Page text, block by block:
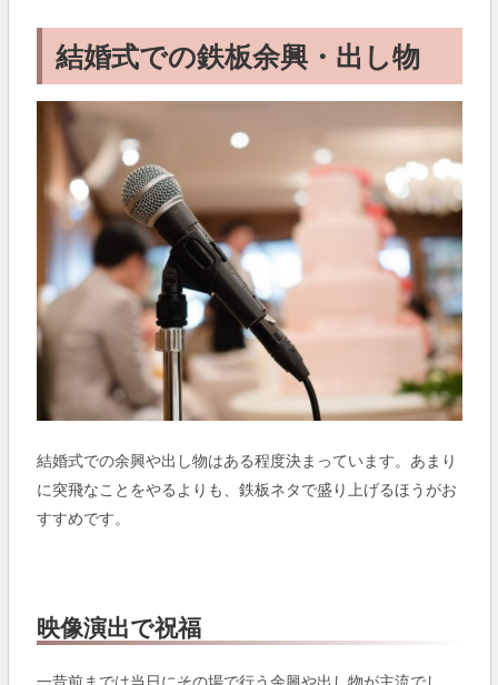
結婚式での鉄板余興・出し物
結婚式での余興や出し物はある程度決まっています。あまり
に突飛なことをやるよりも、鉄板ネタで盛り上げるほうがお
すすめです。
映像演出で祝福